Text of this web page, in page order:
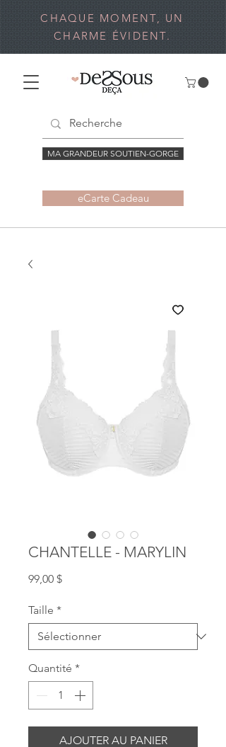
eCarte Cadeau
CHAQUE MOMENT, UN
CHARME ÉVIDENT.
MA GRANDEUR SOUTIEN-GORGE
CHANTELLE - MARYLIN
99,00 $Prix
Taille *
Quantité *
AJOUTER AU PANIER